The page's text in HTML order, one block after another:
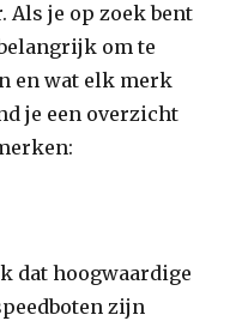
Als je op zoek bent
om te
en wat elk merk
je een overzicht
dat hoogwaardige
zijn